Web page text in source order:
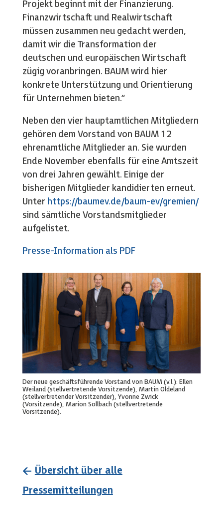
Projekt beginnt mit der Finanzierung.
Finanzwirtschaft und Realwirtschaft
müssen zusammen neu gedacht werden,
damit wir die Transformation der
deutschen und europäischen Wirtschaft
zügig voranbringen. BAUM wird hier
konkrete Unterstützung und Orientierung
für Unternehmen bieten.“
Neben den vier hauptamtlichen Mitgliedern
gehören dem Vorstand von BAUM 12
ehrenamtliche Mitglieder an. Sie wurden
Ende November ebenfalls für eine Amtszeit
von drei Jahren gewählt. Einige der
bisherigen Mitglieder kandidierten erneut.
Unter https://baumev.de/baum-ev/gremien/
sind sämtliche Vorstandsmitglieder
aufgelistet.
Presse-Information als PDF
Der neue geschäftsführende Vorstand von BAUM (v.l.): Ellen
Weiland (stellvertretende Vorsitzende), Martin Oldeland
(stellvertretender Vorsitzender), Yvonne Zwick
(Vorsitzende), Marion Sollbach (stellvertretende
Vorsitzende).
← Übersicht über alle
Pressemitteilungen